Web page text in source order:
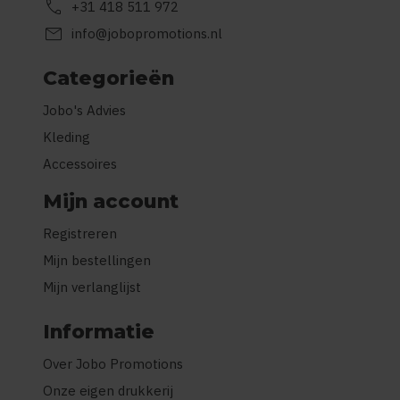
call +31 418 511 972
mail info@jobopromotions.nl
Categorieën
Jobo's Advies
Kleding
Accessoires
Mijn account
Registreren
Mijn bestellingen
Mijn verlanglijst
Informatie
Over Jobo Promotions
Onze eigen drukkerij